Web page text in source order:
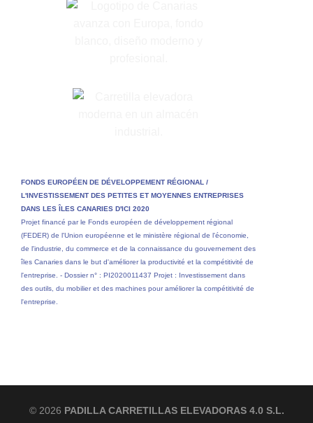
FONDS EUROPÉEN DE DÉVELOPPEMENT RÉGIONAL /
L'INVESTISSEMENT DES PETITES ET MOYENNES ENTREPRISES
DANS LES ÎLES CANARIES D'ICI 2020
Projet financé par le Fonds européen de développement régional
(FEDER) de l'Union européenne et le ministère régional de l'économie,
de l'industrie, du commerce et de la connaissance du gouvernement des
îles Canaries dans le but d'améliorer la productivité et la compétitivité de
l'entreprise. - Dossier n° : PI2020011437 Projet : Investissement dans
des outils, du mobilier et des machines pour améliorer la compétitivité de
l'entreprise.
© 2026 PADILLA CARRETILLAS ELEVADORAS 4.0 S.L.